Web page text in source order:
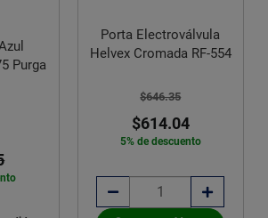
RF-554
Plafón Texturey Toledo
$163.93